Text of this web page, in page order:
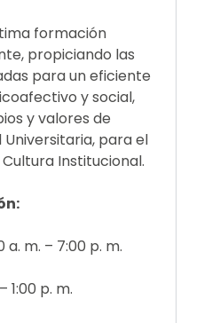
formación
propiciando las
para un eficiente
y social,
y valores de
para el
Institucional.
a. m. – 7:00 p. m.
1:00 p. m.